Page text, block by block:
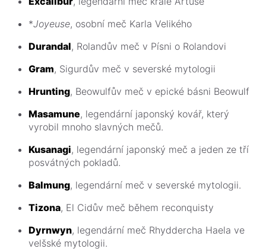
*Joyeuse, osobní meč Karla Velikého
Durandal, Rolandův meč v Písni o Rolandovi
Gram, Sigurdův meč v severské mytologii
Hrunting, Beowulfův meč v epické básni Beowulf
Masamune, legendární japonský kovář, který
vyrobil mnoho slavných mečů.
Kusanagi, legendární japonský meč a jeden ze tří
posvátných pokladů.
Balmung, legendární meč v severské mytologii.
Tizona, El Cidův meč během reconquisty
Dyrnwyn, legendární meč Rhyddercha Haela ve
velšské mytologii.